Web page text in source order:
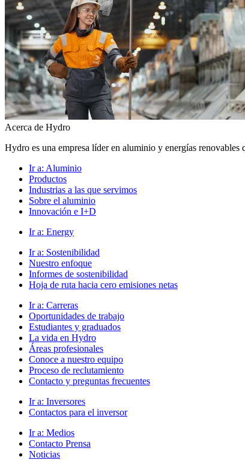
Acerca de Hydro
Hydro es una empresa líder en aluminio y energías renovables
Ir a: Aluminio
Productos
Industrias a las que servimos
Sobre el aluminio
Innovación e I+D
Ir a: Energy
Ir a: Sostenibilidad
Nuestro enfoque
Informes de sostenibilidad
Hoja de ruta hacia cero emisiones netas
Ir a: Carreras
Oportunidades de trabajo
Estudiantes y graduados
La vida en Hydro
Áreas profesionales
Conoce a nuestro equipo
Proceso de reclutamiento
Contacto y preguntas frecuentes
Ir a: Inversores
Contactos para el inversor
Ir a: Medios
Contacto Prensa
Noticias